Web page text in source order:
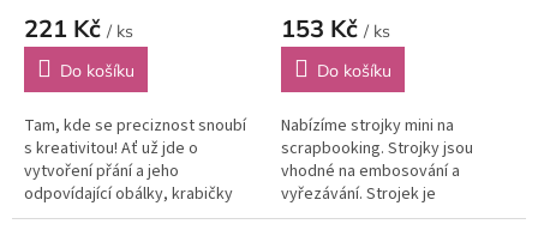
221 Kč / ks
Do košíku
Tam, kde se preciznost snoubí
s kreativitou! Ať už jde o
vytvoření přání a jeho
odpovídající obálky, krabičky
perfektní velikosti pro dárek,
153 Kč / ks
Do košíku
Nabízíme strojky mini na
scrapbooking. Strojky jsou
vhodné na embosování a
vyřezávání. Strojek je
všestranný lisovací přístroj pro